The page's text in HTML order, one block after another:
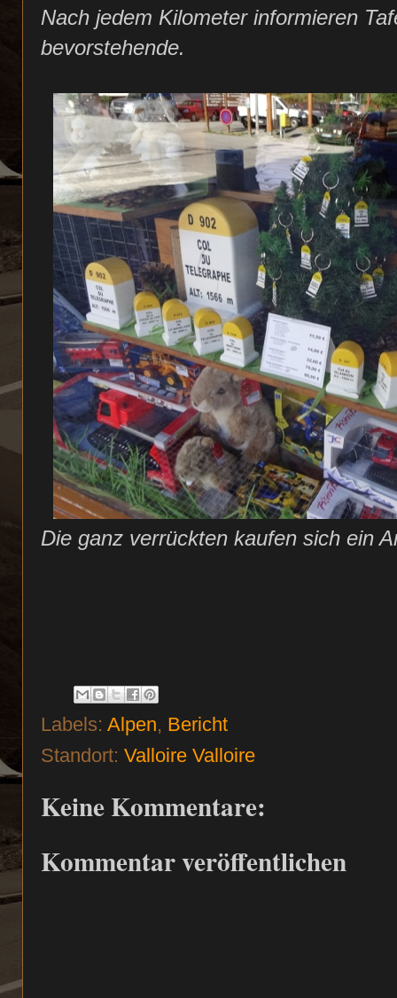
Nach jedem Kilometer informieren
bevorstehende.
Die ganz verrückten kaufen sich ein
Labels: Alpen, Bericht
Standort: Valloire Valloire
Keine Kommentare:
Kommentar veröffentlichen